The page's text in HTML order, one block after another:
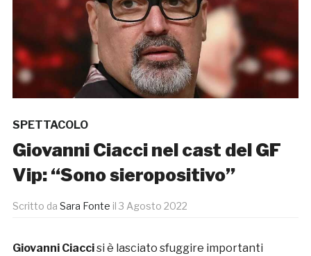
SPETTACOLO
Giovanni Ciacci nel cast del GF
Vip: “Sono sieropositivo”
Scritto da Sara Fonte il 3 Agosto 2022
Giovanni Ciaccisi è lasciato sfuggire importanti